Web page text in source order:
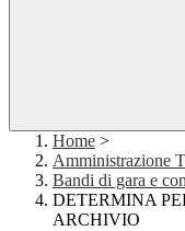
Home >
Amministrazione
Bandi di gara e
DETERMINA
ARCHIVIO